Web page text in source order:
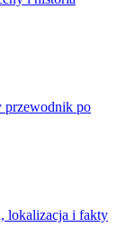
przewodnik po
lokalizacja i fakty